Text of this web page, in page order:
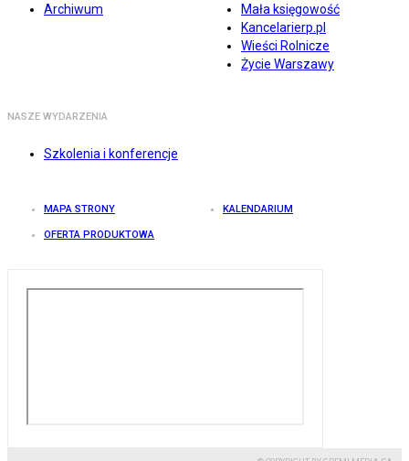
Archiwum
Mała księgowość
Kancelarierp.pl
Wieści Rolnicze
Życie Warszawy
NASZE WYDARZENIA
Szkolenia i konferencje
MAPA STRONY KALENDARIUM
OFERTA PRODUKTOWA